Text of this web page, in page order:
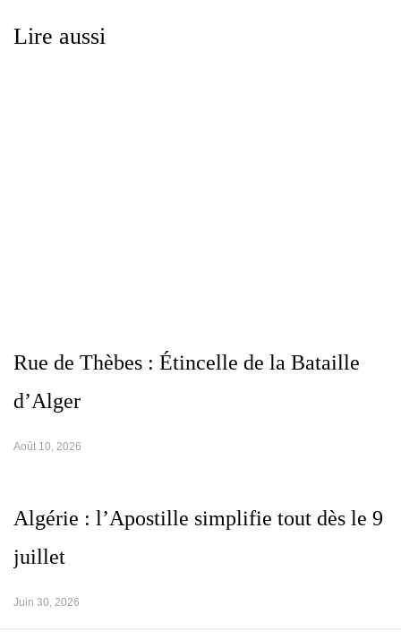
Lire aussi
Rue de Thèbes : Étincelle de la Bataille
d’Alger
Août 10, 2026
Algérie : l’Apostille simplifie tout dès le 9
juillet
Juin 30, 2026